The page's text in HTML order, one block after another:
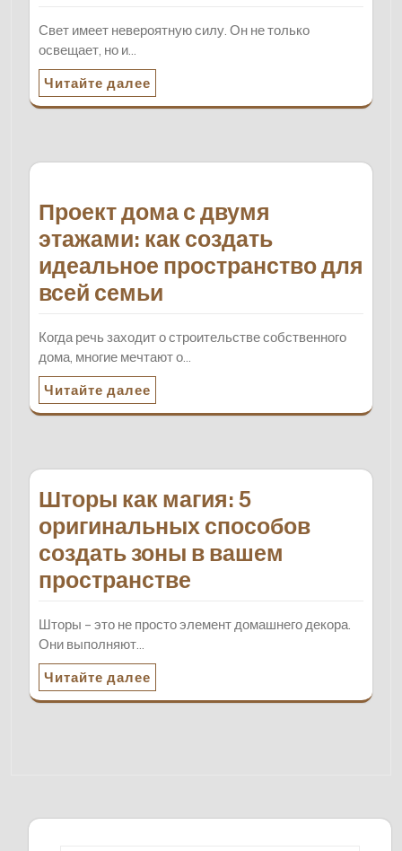
Свет имеет невероятную силу. Он не только
освещает, но и…
Читайте далее
Проект дома с двумя
этажами: как создать
идеальное пространство для
всей семьи
Когда речь заходит о строительстве собственного
дома, многие мечтают о…
Читайте далее
Шторы как магия: 5
оригинальных способов
создать зоны в вашем
пространстве
Шторы – это не просто элемент домашнего декора.
Они выполняют…
Читайте далее